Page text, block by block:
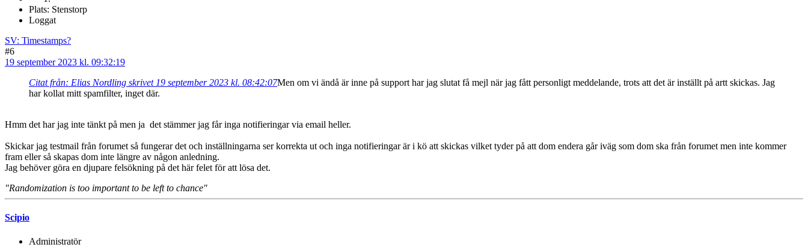
Plats: Stenstorp
Loggat
SV: Timestamps?
#6
19 september 2023 kl. 09:32:19
Citat från: Elias Nordling skrivet 19 september 2023 kl. 08:42:07Men om vi ändå är inne på support har jag slutat få mejl när jag fått personligt meddelande, trots att det är inställt på artt skickas. Jag
har kollat mitt spamfilter, inget där.
Hmm det har jag inte tänkt på men ja det stämmer jag får inga notifieringar via email heller.
Skickar jag testmail från forumet så fungerar det och inställningarna ser korrekta ut och inga notifieringar är i kö att skickas vilket tyder på att dom endera går iväg som dom ska från forumet men inte kommer
fram eller så skapas dom inte längre av någon anledning.
Jag behöver göra en djupare felsökning på det här felet för att lösa det.
"Randomization is too important to be left to chance"
Scipio
Administratör